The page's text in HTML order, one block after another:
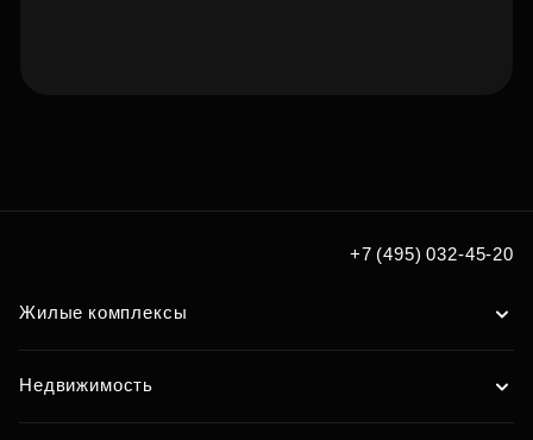
+7 (495) 032-45-20
Жилые комплексы
Недвижимость